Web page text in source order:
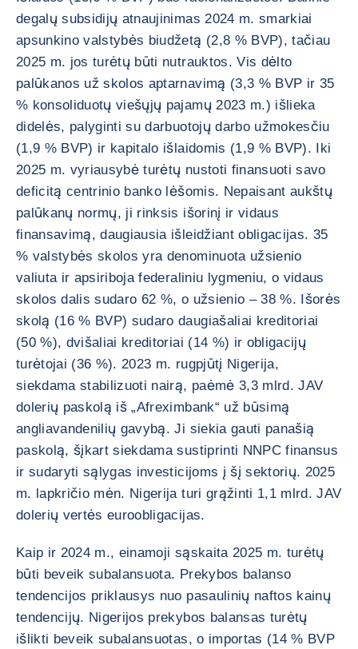
degalų subsidijų atnaujinimas 2024 m. smarkiai
apsunkino valstybės biudžetą (2,8 % BVP), tačiau
2025 m. jos turėtų būti nutrauktos. Vis dėlto
palūkanos už skolos aptarnavimą (3,3 % BVP ir 35
% konsoliduotų viešųjų pajamų 2023 m.) išlieka
didelės, palyginti su darbuotojų darbo užmokesčiu
(1,9 % BVP) ir kapitalo išlaidomis (1,9 % BVP). Iki
2025 m. vyriausybė turėtų nustoti finansuoti savo
deficitą centrinio banko lėšomis. Nepaisant aukštų
palūkanų normų, ji rinksis išorinį ir vidaus
finansavimą, daugiausia išleidžiant obligacijas. 35
% valstybės skolos yra denominuota užsienio
valiuta ir apsiriboja federaliniu lygmeniu, o vidaus
skolos dalis sudaro 62 %, o užsienio – 38 %. Išorės
skolą (16 % BVP) sudaro daugiašaliai kreditoriai
(50 %), dvišaliai kreditoriai (14 %) ir obligacijų
turėtojai (36 %). 2023 m. rugpjūtį Nigerija,
siekdama stabilizuoti nairą, paėmė 3,3 mlrd. JAV
dolerių paskolą iš „Afreximbank“ už būsimą
angliavandenilių gavybą. Ji siekia gauti panašią
paskolą, šįkart siekdama sustiprinti NNPC finansus
ir sudaryti sąlygas investicijoms į šį sektorių. 2025
m. lapkričio mėn. Nigerija turi grąžinti 1,1 mlrd. JAV
dolerių vertės euroobligacijas.
Kaip ir 2024 m., einamoji sąskaita 2025 m. turėtų
būti beveik subalansuota. Prekybos balanso
tendencijos priklausys nuo pasaulinių naftos kainų
tendencijų. Nigerijos prekybos balansas turėtų
išlikti beveik subalansuotas, o importas (14 % BVP